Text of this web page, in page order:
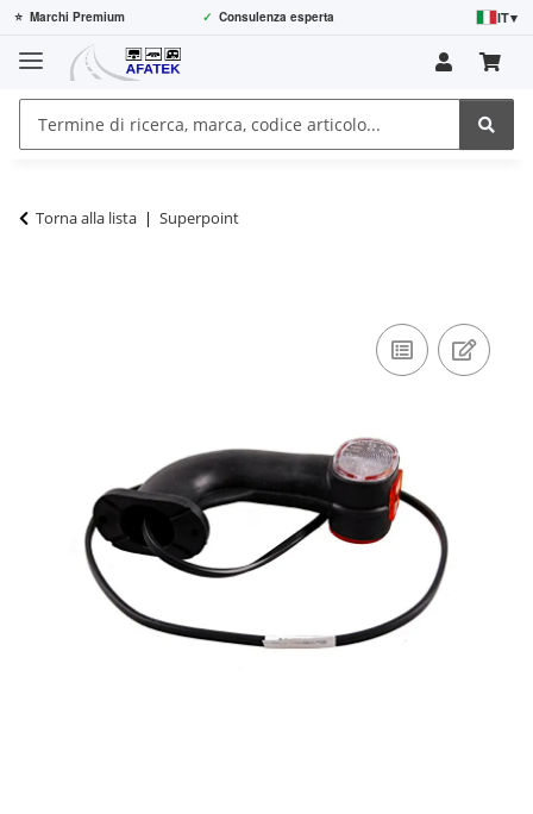
⭐ Marchi Premium ✓ Consulenza esperta IT▾
Torna alla lista Superpoint